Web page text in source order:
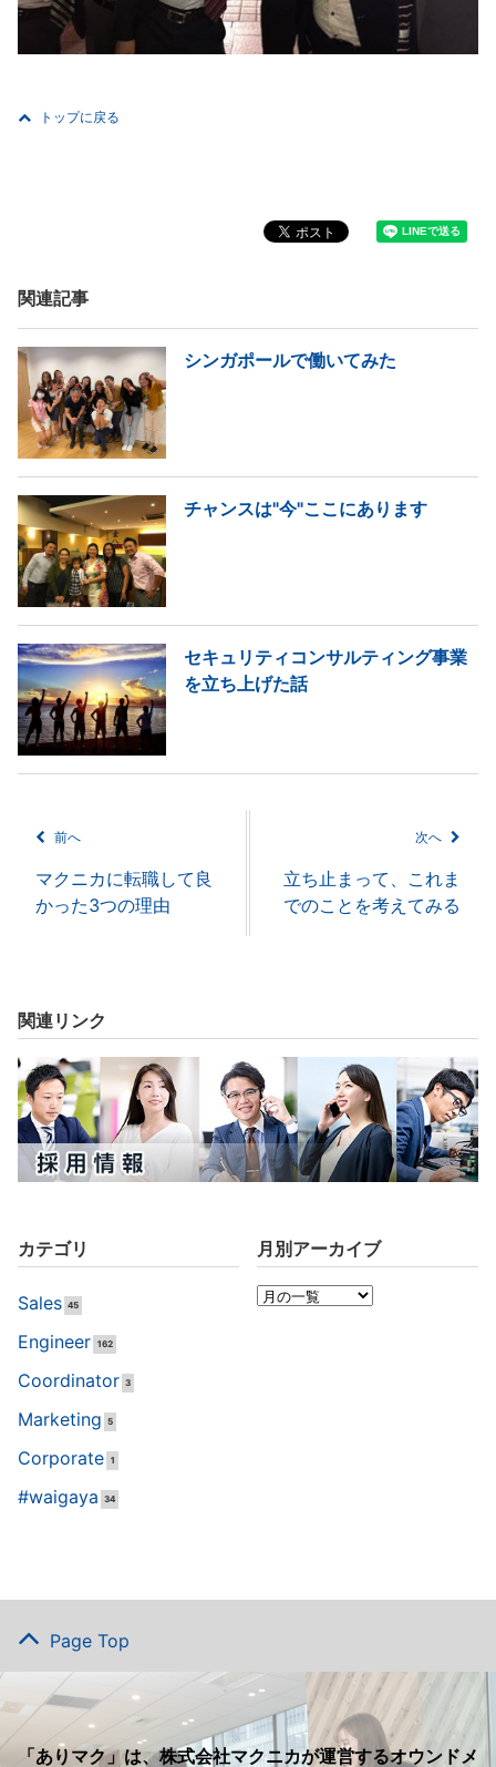
トップに戻る
関連記事
シンガポールで働いてみた
チャンスは"今"ここにあります
セキュリティコンサルティング事業
を立ち上げた話
前へ
マクニカに転職して良
かった3つの理由
次へ
立ち止まって、これま
でのことを考えてみる
関連リンク
カテゴリ
Sales 45
Engineer 162
Coordinator 3
Marketing 5
Corporate 1
#waigaya 34
月別アーカイブ
Page Top
「ありマク」は、株式会社マクニカが運営するオウンドメ